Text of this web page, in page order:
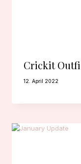
Crickit
12. April 2022